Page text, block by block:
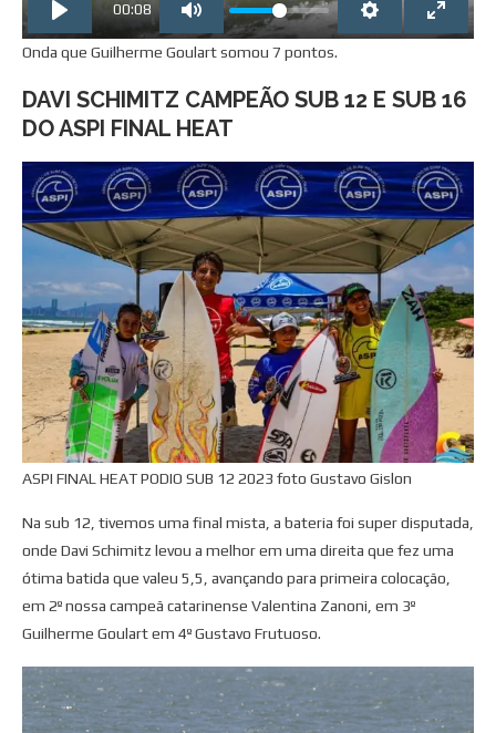
00:08
Onda que Guilherme Goulart somou 7 pontos.
DAVI SCHIMITZ CAMPEÃO SUB 12 E SUB 16
DO ASPI FINAL HEAT
ASPI FINAL HEAT PODIO SUB 12 2023 foto Gustavo Gislon
Na sub 12, tivemos uma final mista, a bateria foi super disputada,
onde Davi Schimitz levou a melhor em uma direita que fez uma
ótima batida que valeu 5,5, avançando para primeira colocação,
em 2º nossa campeã catarinense Valentina Zanoni, em 3º
Guilherme Goulart em 4º Gustavo Frutuoso.